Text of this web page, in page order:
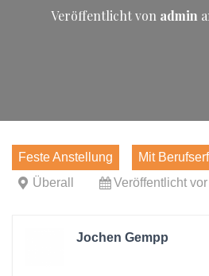
Veröffentlicht von admin
Feste Anstellung Mit
Überall
Veröffentlicht
Jochen Gempp